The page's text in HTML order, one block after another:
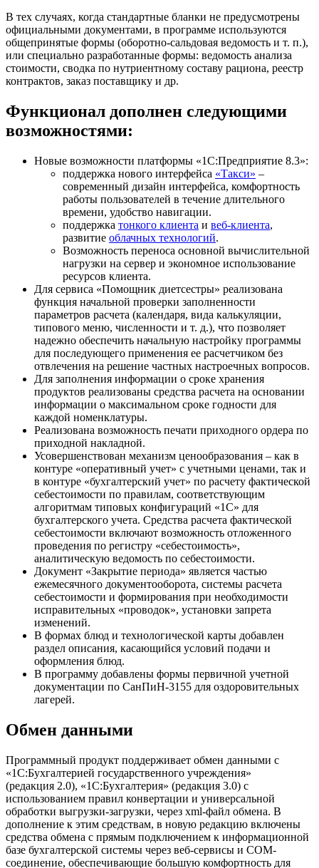
В тех случаях, когда стандартные бланки не предусмотрены
официальными документами, в программе используются
общепринятые формы (оборотно-сальдовая ведомость и т. п.),
или специально разработанные формы: ведомость анализа
стоимости, сводка по нутриентному составу рациона, реестр
контрактов, заказ поставщику и др.
Функционал дополнен следующими
возможностями:
Новые возможности платформы «1С:Предприятие 8.3»:
поддержка нового интерфейса «Такси» –
современный дизайн интерфейса, комфортность
работы пользователей в течение длительного
времени, удобство навигации.
поддержка тонкого клиента и веб-клиента,
развитие облачных технологий.
Возможность переноса основной вычислительной
нагрузки на сервер и экономное использование
ресурсов клиента.
Для сервиса «Помощник диетсестры» реализована
функция начальной проверки заполненности
параметров расчета (календаря, вида калькуляции,
типового меню, численности и т. д.), что позволяет
надежно обеспечить начальную настройку программы
для последующего применения ее расчетчиком без
отвлечения на решение частных настроечных вопросов.
Для заполнения информации о сроке хранения
продуктов реализованы средства расчета на основании
информации о максимальном сроке годности для
каждой номенклатуры.
Реализована возможность печати приходного ордера по
приходной накладной.
Усовершенствован механизм ценообразования – как в
контуре «оперативный учет» с учетными ценами, так и
в контуре «бухгалтерский учет» по расчету фактической
себестоимости по правилам, соответствующим
алгоритмам типовых конфигураций «1С» для
бухгалтерского учета. Средства расчета фактической
себестоимости включают возможность отложенного
проведения по регистру «себестоимость»,
аналитическую ведомость по себестоимости.
Документ «Закрытие периода» является частью
ежемесячного документооборота, системы расчета
себестоимости и формирования при необходимости
исправительных «проводок», установки запрета
изменений.
В формах блюд и технологической карты добавлен
раздел описания, касающийся условий подачи и
оформления блюд.
В программу добавлены формы первичной учетной
документации по СанПиН-3155 для оздоровительных
лагерей.
Обмен данными
Программный продукт поддерживает обмен данными с
«1С:Бухгалтерией государственного учреждения»
(редакция 2.0), «1С:Бухгалтерия» (редакция 3.0) с
использованием правил конвертации и универсальной
обработки выгрузки-загрузки, через xml-файл обмена. В
дополнение к этим средствам, в новую редакцию включены
средства обмена с прямым подключением к информационной
базе бухгалтерской системы через веб-сервисы и COM-
соединение, обеспечивающие большую комфортность для